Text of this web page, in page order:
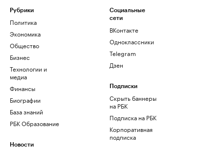
Рубрики
Политика
Экономика
Общество
Бизнес
Технологии и
медиа
Финансы
Биографии
База знаний
РБК Образование
Новости
Социальные
сети
ВКонтакте
Одноклассники
Telegram
Дзен
Подписки
Скрыть баннеры
на РБК
Подписка на РБК
Корпоративная
подписка